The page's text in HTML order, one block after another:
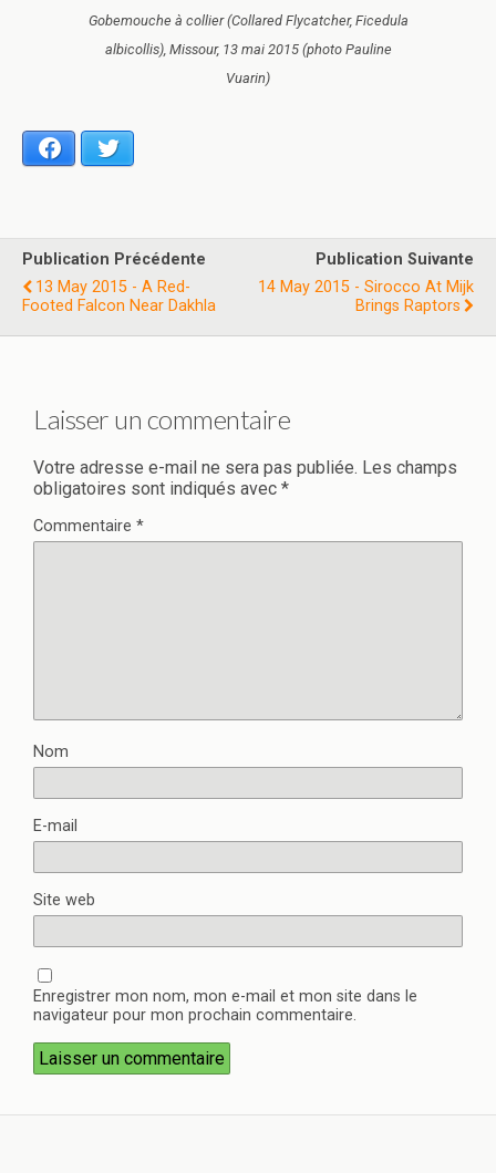
Gobemouche à collier (Collared Flycatcher, Ficedula
albicollis), Missour, 13 mai 2015 (photo Pauline
Vuarin)
Facebook
Publication Précédente
13 May 2015 - A Red-
Footed Falcon Near Dakhla
Publication Suivante
14 May 2015 - Sirocco At Mijk
Brings Raptors
Laisser un commentaire
Votre adresse e-mail ne sera pas publiée. Les champs
obligatoires sont indiqués avec *
Commentaire *
Nom
E-mail
Site web
Enregistrer mon nom, mon e-mail et mon site dans le
navigateur pour mon prochain commentaire.